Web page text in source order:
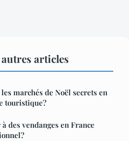
articles
marchés de Noël secrets en
touristique?
des vendanges en France